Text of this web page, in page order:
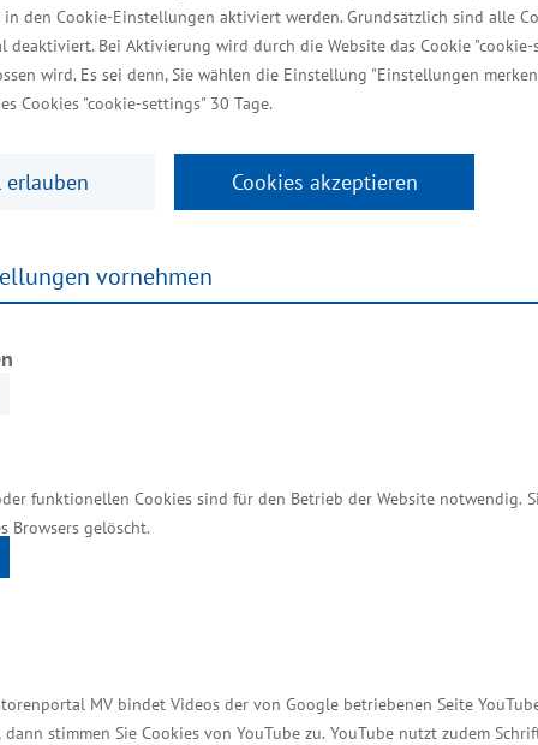
in den Cookie-Einstellungen aktiviert werden. Grundsätzlich sind alle
Bei Aktivierung wird durch die Website das Cookie "cookie-
wird. Es sei denn, Sie wählen die Einstellung "Einstellungen
Cookies "cookie-settings" 30 Tage.
erlauben Cookies akzeptieren
vornehmen
funktionellen Cookies sind für den Betrieb der Website notwendig.
Browsers gelöscht.
MV bindet Videos der von Google betriebenen Seite
dann stimmen Sie Cookies von YouTube zu. YouTube nutzt zudem
2025 deutlich gewachsen. Nach aktuellen
stieg das Bruttoinlandsprodukt preisbereinigt
Vorpommern gemeinsam mit Bremen zu
sagt Staatssekretär Jochen Schulte.
differenziert. Während einzelne Unternehmen
Gewerbe entwickelte sich deutlich
Prozent – deutlich stärker als im
nicht alle Bereiche gleichermaßen“, so
die stabile Entwicklung: Seit 2020 ist die
als in Deutschland insgesamt (4,6 Prozent).
auf.
zuletzt differenzierte Einschätzung der
Krise kann jedoch keine Rede
betont Staatssekretär Schulte.
eine Revision des Vorjahres beeinflusst. Die
Gesamtrechnung übliches